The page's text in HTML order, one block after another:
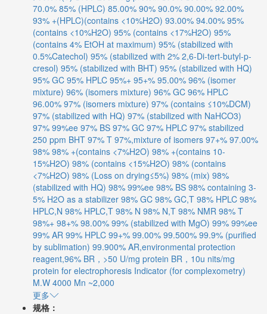
70.0% 85% (HPLC) 85.00% 90% 90.0% 90.00% 92.00%
93% +(HPLC)(contains <10%H2O) 93.00% 94.00% 95%
(contains <10%H2O) 95% (contains <17%H2O) 95%
(contains 4% EtOH at maximum) 95% (stabilized with
0.5%Catechol) 95% (stabilized with 2% 2,6-Di-tert-butyl-p-
cresol) 95% (stabilized with BHT) 95% (stabilized with HQ)
95% GC 95% HPLC 95%+ 95+% 95.00% 96% (isomer
mixture) 96% (isomers mixture) 96% GC 96% HPLC
96.00% 97% (isomers mixture) 97% (contains ≤10%DCM)
97% (stabilized with HQ) 97% (stabilized with NaHCO3)
97% 99%ee 97% BS 97% GC 97% HPLC 97% stabilized
250 ppm BHT 97% T 97%,mixture of isomers 97+% 97.00%
98% 98% +(contains <7%H2O) 98% +(contains 10-
15%H2O) 98% (contains <15%H2O) 98% (contains
<7%H2O) 98% (Loss on drying≤5%) 98% (mix) 98%
(stabilized with HQ) 98% 99%ee 98% BS 98% containing 3-
5% H2O as a stabilizer 98% GC 98% GC,T 98% HPLC 98%
HPLC,N 98% HPLC,T 98% N 98% N,T 98% NMR 98% T
98%+ 98+% 98.00% 99% (stabilized with MgO) 99% 99%ee
99% AR 99% HPLC 99+% 99.00% 99.500% 99.9% (purified
by sublimation) 99.900% AR,environmental protection
reagent,96% BR，>50 U/mg protein BR，10u nits/mg
protein for electrophoresis Indicator (for complexometry)
M.W 4000 Mn ~2,000
更多
规格：